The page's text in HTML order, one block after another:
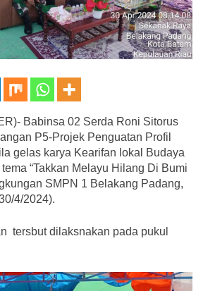
Babinsa 02 Serda Roni Sitorus
P5-Projek Penguatan Profil
gelas karya Kearifan lokal Budaya
“Takkan Melayu Hilang Di Bumi
SMPN 1 Belakang Padang,
4/2024).
tersbut dilaksnakan pada pukul